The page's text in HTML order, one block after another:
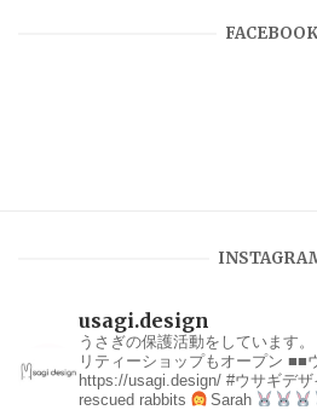
FACEBOOK
usagi.design
うさぎの保護活動をしています。
リティーショップもオープン ■■
https://usagi.design/ #ウサギデザ
rescued rabbits
Sarah